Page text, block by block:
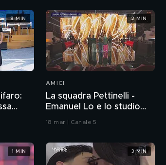
8 MIN
AMICI
La squadra Pettinelli -
Emanuel Lo e lo studio
del Serale - 18 marzo
18 mar | Canale 5
2 MIN
1 MIN 3 MIN